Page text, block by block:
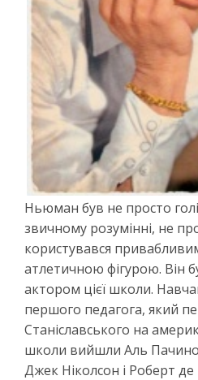
Ньюман був не просто
звичному розумінні, не
користувався
атлетичною фігурою. Він
актором цієї школи.
першого педагога, який
Станіславського на
школи вийшли Аль
Джек Ніколсон і Роберт де